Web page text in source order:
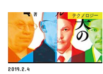
テクノロジー
2019.2.4